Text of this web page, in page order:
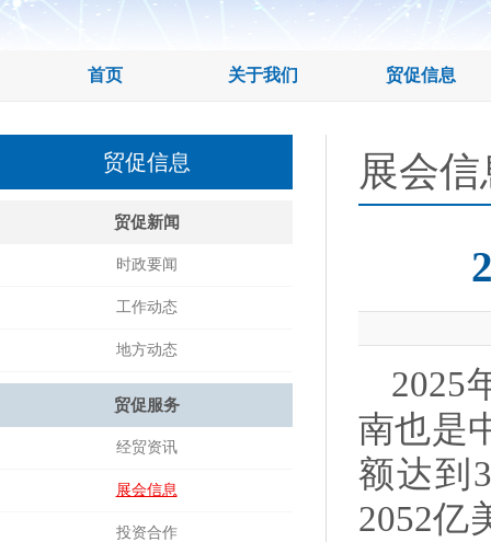
首页 关于我们 贸促信息
贸促信息
贸促新闻
时政要闻
工作动态
地方动态
贸促服务
经贸资讯
展会信息
投资合作
展会信
2025
南也是
额达到
2052亿